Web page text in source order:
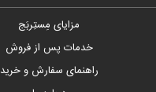
مزایای مِستِربَج
خدمات پس از فروش
راهنمای سفارش و خرید